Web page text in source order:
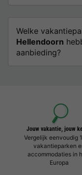
Welke
Hellendoorn
aanbieding?
Jouw vakantie, jouw
Vergelijk eenvoudig
vakantieparken
accommodaties in
Europa